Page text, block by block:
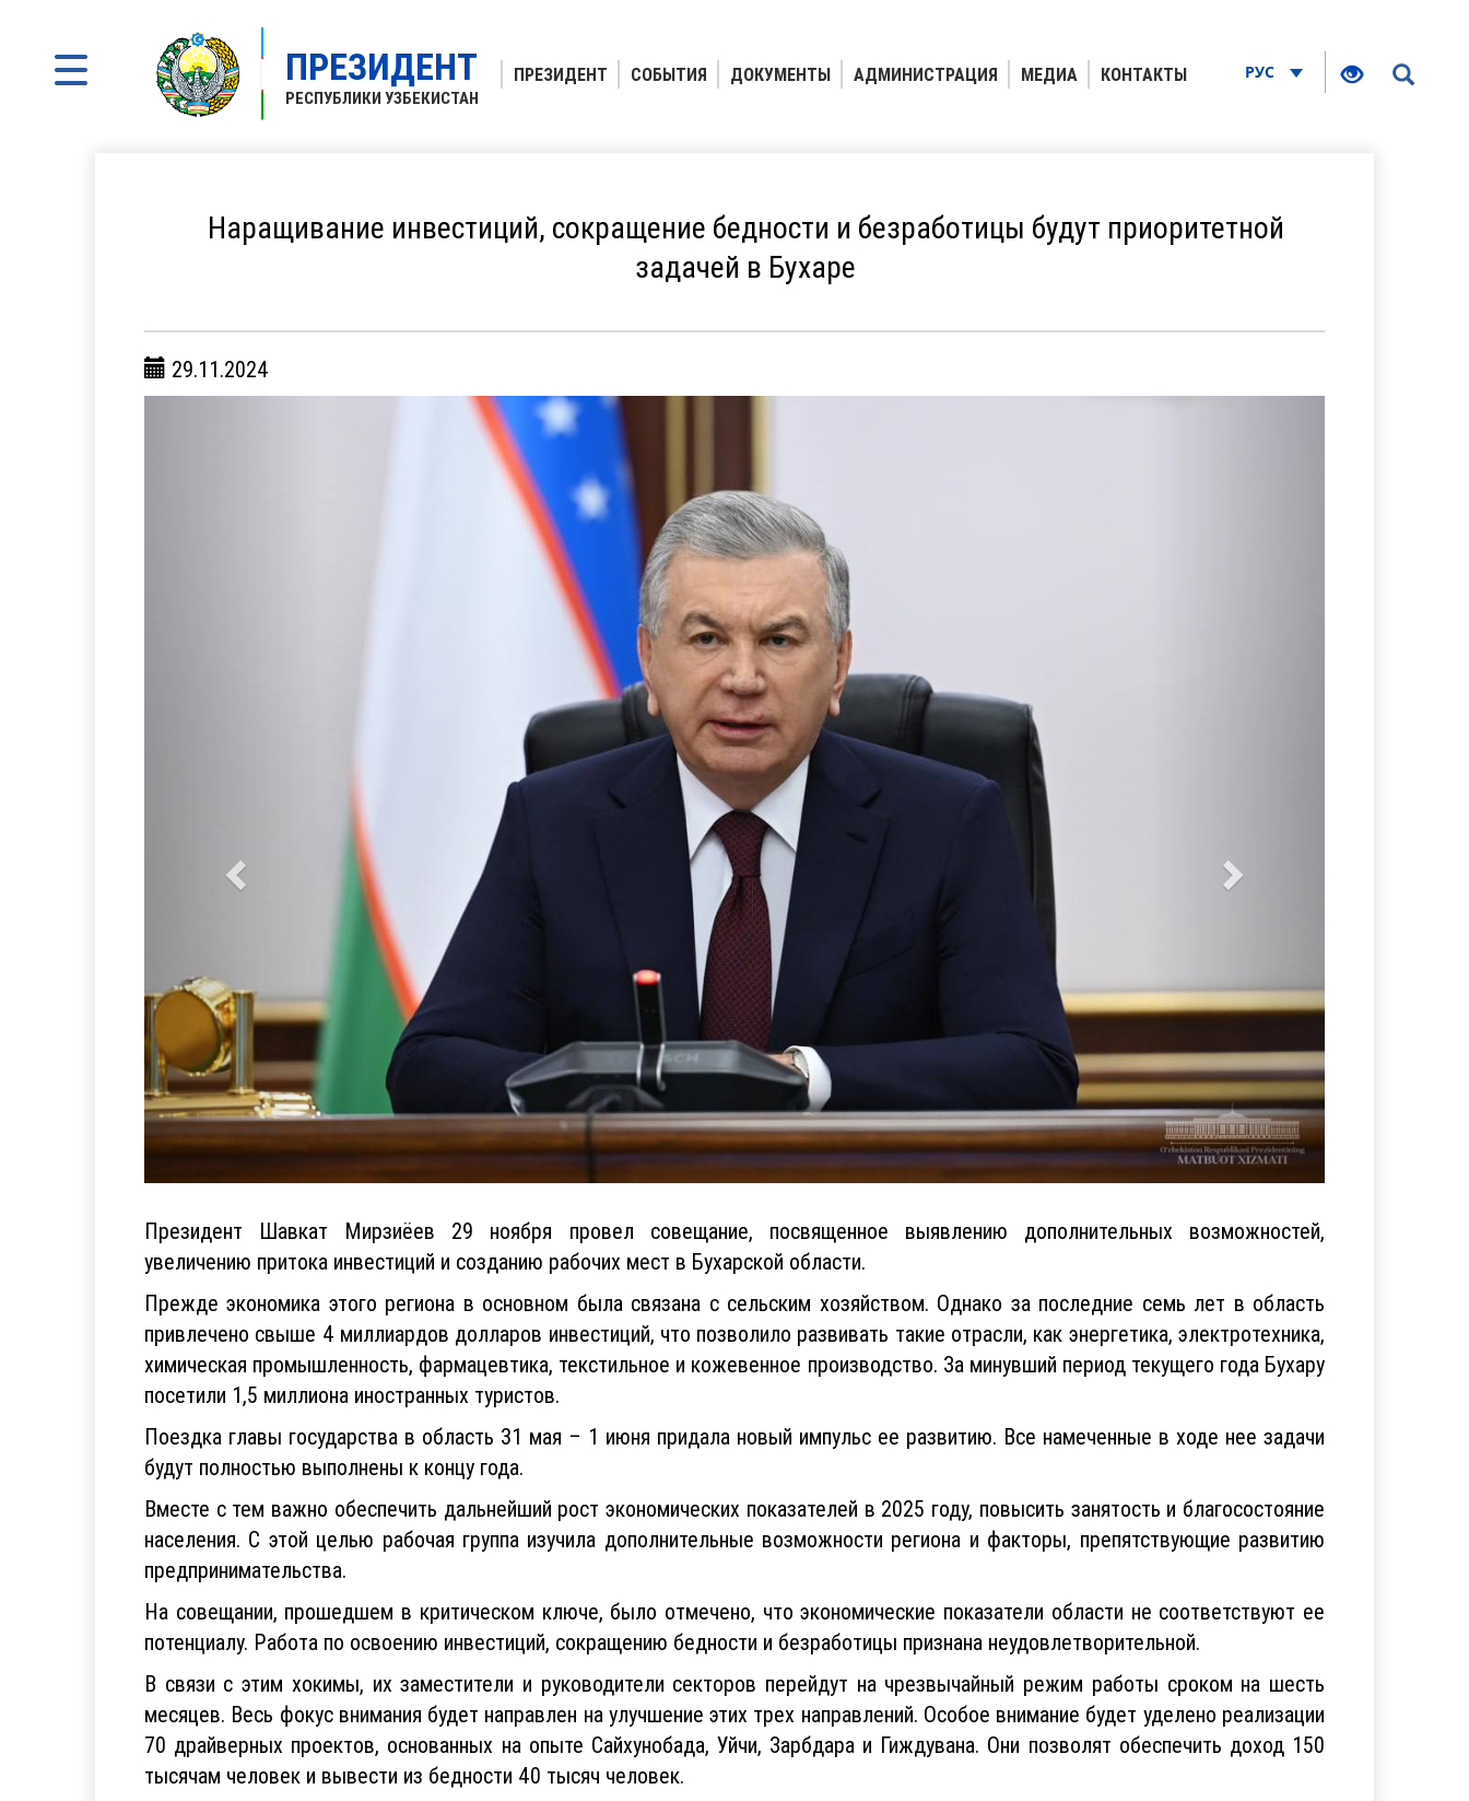
ПРЕЗИДЕНТ
РЕСПУБЛИКИ УЗБЕКИСТАН
ПРЕЗИДЕНТ СОБЫТИЯ ДОКУМЕНТЫ АДМИНИСТРАЦИЯ МЕДИА КОНТАКТЫ РУС
Наращивание инвестиций, сокращение бедности и безработицы будут приоритетной
задачей в Бухаре
29.11.2024
Президент Шавкат Мирзиёев 29 ноября провел совещание, посвященное выявлению дополнительных возможностей,
увеличению притока инвестиций и созданию рабочих мест в Бухарской области.
Прежде экономика этого региона в основном была связана с сельским хозяйством. Однако за последние семь лет в область
привлечено свыше 4 миллиардов долларов инвестиций, что позволило развивать такие отрасли, как энергетика, электротехника,
химическая промышленность, фармацевтика, текстильное и кожевенное производство. За минувший период текущего года Бухару
посетили 1,5 миллиона иностранных туристов.
Поездка главы государства в область 31 мая – 1 июня придала новый импульс ее развитию. Все намеченные в ходе нее задачи
будут полностью выполнены к концу года.
Вместе с тем важно обеспечить дальнейший рост экономических показателей в 2025 году, повысить занятость и благосостояние
населения. С этой целью рабочая группа изучила дополнительные возможности региона и факторы, препятствующие развитию
предпринимательства.
На совещании, прошедшем в критическом ключе, было отмечено, что экономические показатели области не соответствуют ее
потенциалу. Работа по освоению инвестиций, сокращению бедности и безработицы признана неудовлетворительной.
В связи с этим хокимы, их заместители и руководители секторов перейдут на чрезвычайный режим работы сроком на шесть
месяцев. Весь фокус внимания будет направлен на улучшение этих трех направлений. Особое внимание будет уделено реализации
70 драйверных проектов, основанных на опыте Сайхунобада, Уйчи, Зарбдара и Гиждувана. Они позволят обеспечить доход 150
тысячам человек и вывести из бедности 40 тысяч человек.